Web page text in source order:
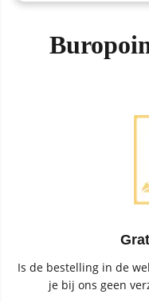
Is de bestelling in de
je bij ons geen